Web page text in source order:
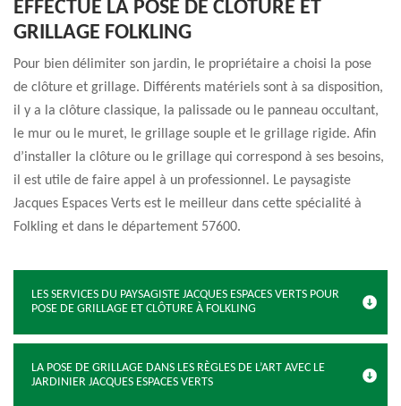
EFFECTUE LA POSE DE CLÔTURE ET
GRILLAGE FOLKLING
Pour bien délimiter son jardin, le propriétaire a choisi la pose
de clôture et grillage. Différents matériels sont à sa disposition,
il y a la clôture classique, la palissade ou le panneau occultant,
le mur ou le muret, le grillage souple et le grillage rigide. Afin
d’installer la clôture ou le grillage qui correspond à ses besoins,
il est utile de faire appel à un professionnel. Le paysagiste
Jacques Espaces Verts est le meilleur dans cette spécialité à
Folkling et dans le département 57600.
LES SERVICES DU PAYSAGISTE JACQUES ESPACES VERTS POUR
POSE DE GRILLAGE ET CLÔTURE À FOLKLING
LA POSE DE GRILLAGE DANS LES RÈGLES DE L’ART AVEC LE
JARDINIER JACQUES ESPACES VERTS